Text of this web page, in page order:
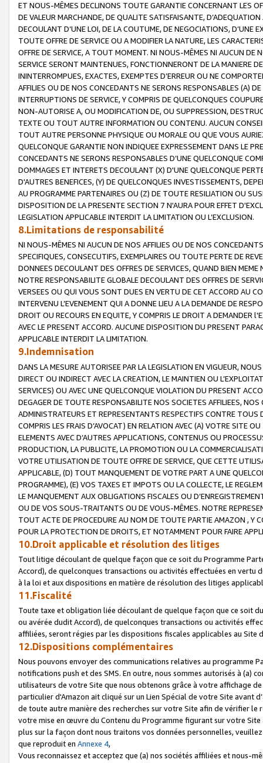
ET NOUS-MÊMES DECLINONS TOUTE GARANTIE CONCERNANT LES
DE VALEUR MARCHANDE, DE QUALITE SATISFAISANTE,
DECOULANT D’UNE LOI, DE LA COUTUME, DE NEGOCIATIONS, D’UNE
TOUTE OFFRE DE SERVICE OU A MODIFIER LA NATURE, LES
OFFRE DE SERVICE, A TOUT MOMENT. NI NOUS-MÊMES NI AUCUN DE
SERVICE SERONT MAINTENUES, FONCTIONNERONT DE LA MANIERE
ININTERROMPUES, EXACTES, EXEMPTES D’ERREUR OU NE
AFFILIES OU DE NOS CONCEDANTS NE SERONS RESPONSABLES (A)
INTERRUPTIONS DE SERVICE, Y COMPRIS DE QUELCONQUES
NON-AUTORISE A, OU MODIFICATION DE, OU SUPPRESSION,
TEXTE OU TOUT AUTRE INFORMATION OU CONTENU. AUCUN
TOUT AUTRE PERSONNE PHYSIQUE OU MORALE OU QUE VOUS
QUELCONQUE GARANTIE NON INDIQUEE EXPRESSEMENT DANS LE
CONCEDANTS NE SERONS RESPONSABLES D’UNE QUELCONQUE
DOMMAGES ET INTERETS DECOULANT (X) D'UNE QUELCONQUE
D'AUTRES BENEFICES, (Y) DE QUELCONQUES INVESTISSEMENTS,
AU PROGRAMME PARTENAIRES OU (Z) DE TOUTE RESILIATION OU
DISPOSITION DE LA PRESENTE SECTION 7 N'AURA POUR EFFET
LEGISLATION APPLICABLE INTERDIT LA LIMITATION OU L’EXCLUSION.
8.Limitations de responsabilité
NI NOUS-MÊMES NI AUCUN DE NOS AFFILIES OU DE NOS
SPECIFIQUES, CONSECUTIFS, EXEMPLAIRES OU TOUTE PERTE DE
DONNEES DECOULANT DES OFFRES DE SERVICES, QUAND BIEN
NOTRE RESPONSABILITE GLOBALE DECOULANT DES OFFRES DE
VERSEES OU QUI VOUS SONT DUES EN VERTU DE CET ACCORD AU
INTERVENU L’EVENEMENT QUI A DONNE LIEU A LA DEMANDE DE
DROIT OU RECOURS EN EQUITE, Y COMPRIS LE DROIT A DEMANDER
AVEC LE PRESENT ACCORD. AUCUNE DISPOSITION DU PRESENT
APPLICABLE INTERDIT LA LIMITATION.
9.Indemnisation
DANS LA MESURE AUTORISEE PAR LA LEGISLATION EN VIGUEUR,
DIRECT OU INDIRECT AVEC LA CREATION, LE MAINTIEN OU
SERVICES) OU AVEC UNE QUELCONQUE VIOLATION DU PRESENT
DEGAGER DE TOUTE RESPONSABILITE NOS SOCIETES AFFILIEES,
ADMINISTRATEURS ET REPRESENTANTS RESPECTIFS CONTRE
COMPRIS LES FRAIS D’AVOCAT) EN RELATION AVEC (A) VOTRE SITE
ELEMENTS AVEC D’AUTRES APPLICATIONS, CONTENUS OU
PRODUCTION, LA PUBLICITE, LA PROMOTION OU LA
VOTRE UTILISATION DE TOUTE OFFRE DE SERVICE, QUE CETTE
APPLICABLE, (D) TOUT MANQUEMENT DE VOTRE PART A UNE
PROGRAMME), (E) VOS TAXES ET IMPOTS OU LA COLLECTE, LE
LE MANQUEMENT AUX OBLIGATIONS FISCALES OU
OU DE VOS SOUS-TRAITANTS OU DE VOUS-MÊMES. NOTRE
TOUT ACTE DE PROCEDURE AU NOM DE TOUTE PARTIE AMAZON , Y
POUR LA PROTECTION DE DROITS, ET NOTAMMENT POUR FAIRE
10.Droit applicable et résolution des litiges
Tout litige découlant de quelque façon que ce soit du Programme
Accord), de quelconques transactions ou activités effectuées en vertu
à la loi et aux dispositions en matière de résolution des litiges
11.Fiscalité
Toute taxe et obligation liée découlant de quelque façon que ce soit
ou avérée dudit Accord), de quelconques transactions ou activités
affiliées, seront régies par les dispositions fiscales applicables au Site
12.Dispositions complémentaires
Nous pouvons envoyer des communications relatives au programme
notifications push et des SMS. En outre, nous sommes autorisés à
utilisateurs de votre Site que nous obtenons grâce à votre affichage
particulier d'Amazon ait cliqué sur un Lien Spécial de votre Site avant
de toute autre manière des recherches sur votre Site afin de vérifier
votre mise en œuvre du Contenu du Programme figurant sur votre
plus sur la façon dont nous traitons vos données personnelles,
que reproduit en Annexe 4,
Vous reconnaissez et acceptez que (a) nos sociétés affiliées et nous-